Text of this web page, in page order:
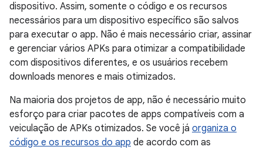
dispositivo. Assim, somente o código e os recursos
necessários para um dispositivo específico são salvos
para executar o app. Não é mais necessário criar, assinar
e gerenciar vários APKs para otimizar a compatibilidade
com dispositivos diferentes, e os usuários recebem
downloads menores e mais otimizados.
Na maioria dos projetos de app, não é necessário muito
esforço para criar pacotes de apps compatíveis com a
veiculação de APKs otimizados. Se você já organiza o
código e os recursos do app de acordo com as